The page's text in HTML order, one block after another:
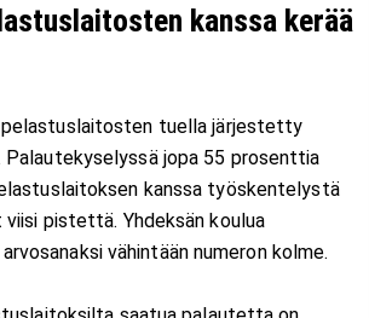
kanssa kerää
pelastuslaitosten tuella järjestetty
Palautekyselyssä jopa 55 prosenttia
kanssa työskentelystä
pistettä. Yhdeksän koulua
vähintään numeron kolme.